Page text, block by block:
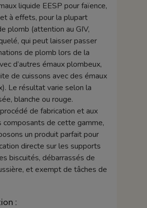
liquide EESP pour faïence,
à effets, pour la plupart
plomb (attention au GIV,
qui peut laisser passer
de plomb lors de la
d’autres émaux plombeux,
de cuissons avec des émaux
Le résultat varie selon la
blanche ou rouge.
de fabrication et aux
composants de cette gamme,
un produit parfait pour
directe sur les supports
biscuités, débarrassés de
et exempt de tâches de
: